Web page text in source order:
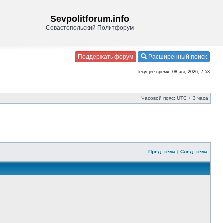
Sevpolitforum.info
Севастопольский Политфорум
Поддержать форум Расширенный поиск
Текущее время: 08 авг, 2026, 7:53
Часовой пояс: UTC + 3 часа
Пред. тема | След. тема